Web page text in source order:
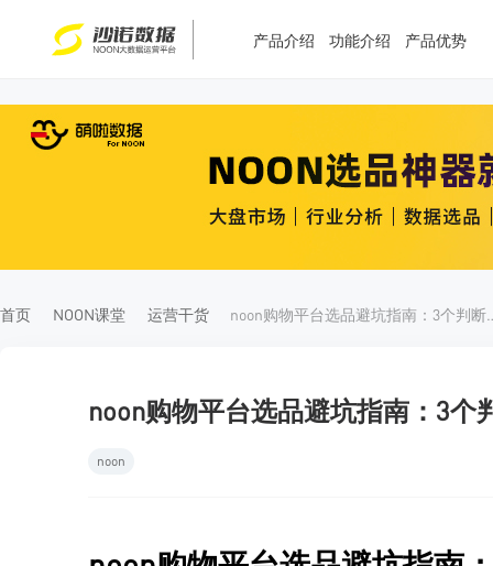
产品介绍 功能介绍 产品优势
首页 NOON课堂 运营干货 noon购
noon购物平台选品避坑指南：3个
noon